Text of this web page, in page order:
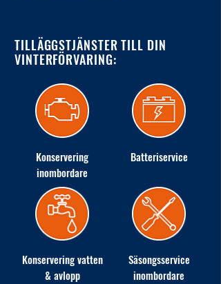
TILLÄGGSTJÄNSTER TILL DIN
VINTERFÖRVARING:
Konservering
inombordare
Batteriservice
Konservering vatten
& avlopp
Säsongsservice
inombordare